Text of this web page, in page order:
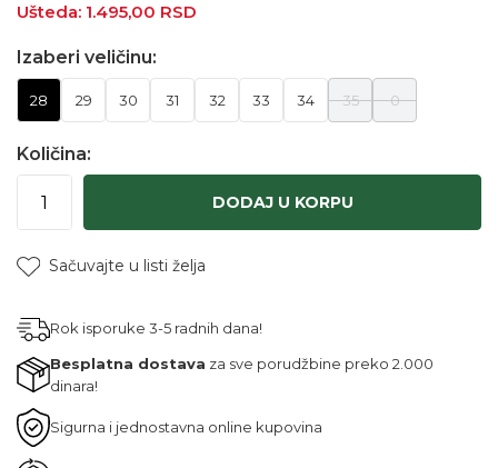
Ušteda: 1.495,00 RSD
Izaberi veličinu:
28 29 30 31 32 33 34 35 0
Količina:
DODAJ U KORPU
Sačuvajte u listi želja
Rok isporuke 3-5 radnih dana!
Besplatna dostava za sve porudžbine preko 2.000
dinara!
Sigurna i jednostavna online kupovina